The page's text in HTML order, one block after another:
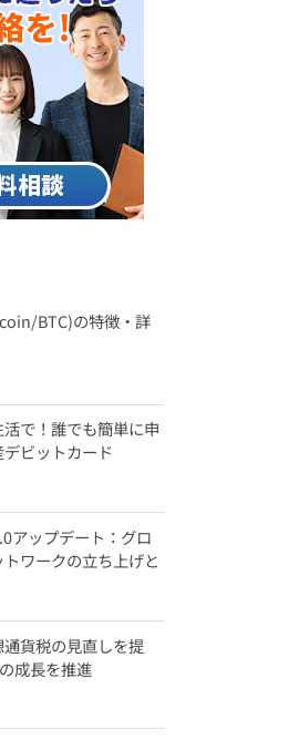
BTC)の特徴・詳
で！誰でも簡単に申
ビットカード
アップデート：グロ
ワークの立ち上げと
貨税の見直しを提
成長を推進